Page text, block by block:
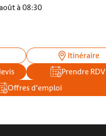
à 08:30
Itinéraire
Prendre RDV
Offres d'emploi